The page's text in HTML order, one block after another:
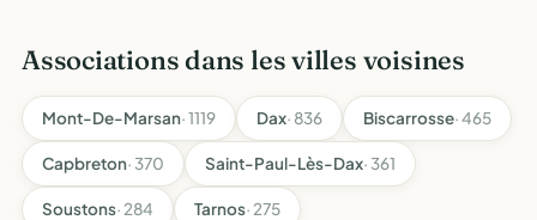
Associations dans les villes voisines
Mont-De-Marsan· 1119 Dax· 836 Biscarrosse· 465
Capbreton· 370 Saint-Paul-Lès-Dax· 361
Soustons· 284 Tarnos· 275